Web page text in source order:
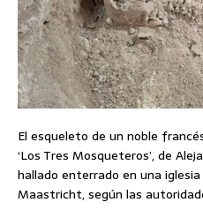
El esqueleto de un noble
‘Los Tres Mosqueteros’, de
hallado enterrado en una
Maastricht, según las